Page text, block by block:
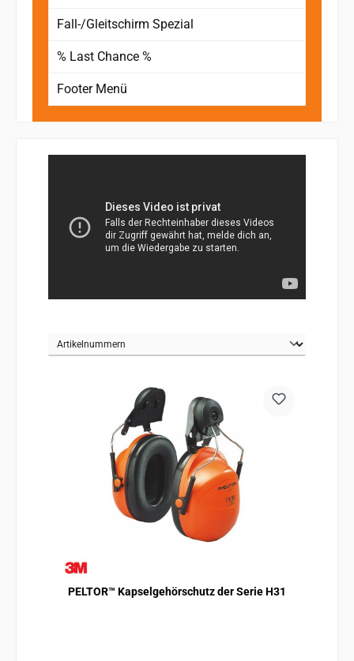
Fall-/Gleitschirm Spezial
% Last Chance %
Footer Menü
PELTOR™ Kapselgehörschutz der Serie H31